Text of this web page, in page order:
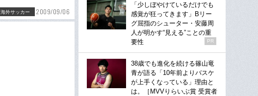
海外サッカー 2009/09/06
「少しぼやけているだけでも
感覚が狂ってきます」Bリー
グ屈指のシューター・安藤周
人が明かす“見える”ことの重
要性
PR
38歳でも進化を続ける篠山竜
青が語る「10年前よりバスケ
が上手くなっている」理由と
は。［MVVりらいぶ賞 受賞者